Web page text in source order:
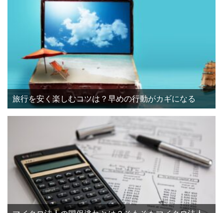
旅行を安く楽しむコツは？早めの行動がカギになる